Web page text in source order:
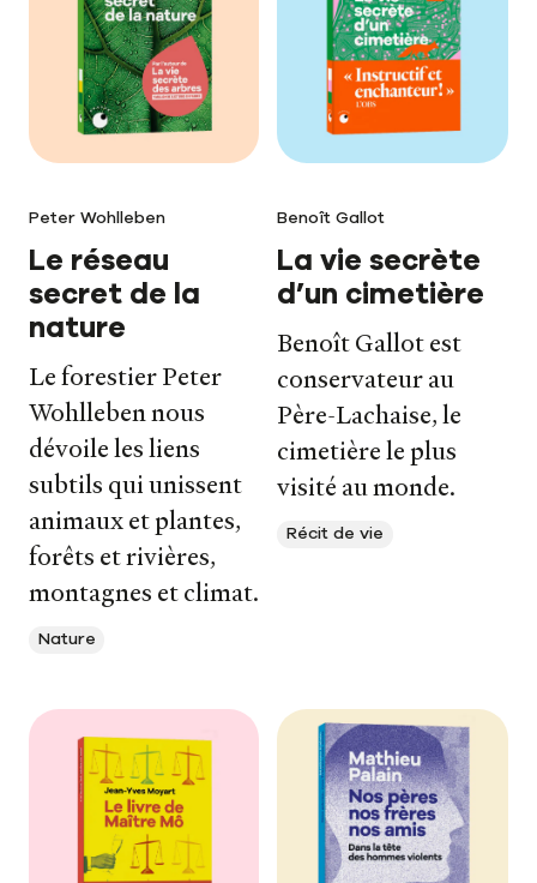
Peter Wohlleben
Le réseau
secret de la
nature
Le forestier Peter
Wohlleben nous
dévoile les liens
subtils qui unissent
animaux et plantes,
forêts et rivières,
montagnes et climat.
Nature
Benoît Gallot
La vie secrète
d’un cimetière
Benoît Gallot est
conservateur au
Père-Lachaise, le
cimetière le plus
visité au monde.
Récit de vie